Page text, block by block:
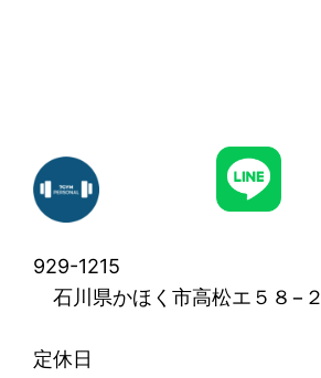
929-1215
石川県かほく市高松エ５８−２
定休日